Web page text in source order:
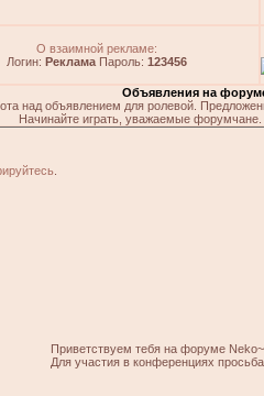
О взаимной рекламе:
Логин: РекламаПароль: 123456
Объявления на
над объявлением для ролевой.
Начинайте играть, уважаемые
.
Приветствуем тебя на форуме
Для участия в конференциях